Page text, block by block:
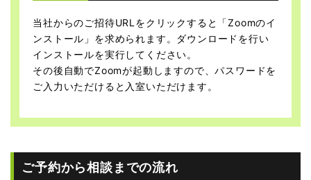
当社からのご招待URLをクリックすると「Zoomのイ
ンストール」を求められます。ダウンロードを行い
インストールを実行してください。
その後自動でZoomが起動しますので、パスワードを
ご入力いただけると入室いただけます。
ご予約から相談までの流れ